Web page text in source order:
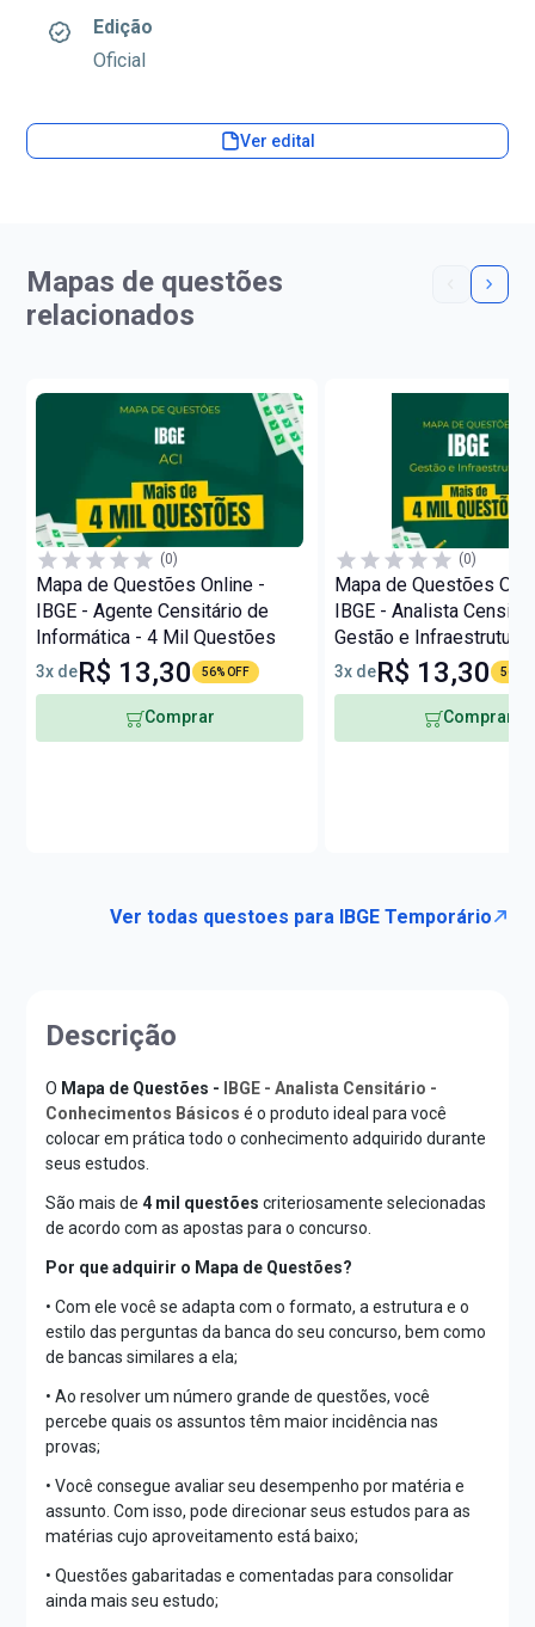
Edição
Oficial
Ver edital
Mapas de questões
relacionados
(0)
Mapa de Questões Online -
IBGE - Agente Censitário de
Informática - 4 Mil Questões
3x deR$ 13,30 56% OFF
Comprar
(0)
Mapa de Questões
IBGE - Analista
Gestão e Infraestrutura
Questões
3x deR$ 13,30 56%
Comprar
Ver todas questoes para IBGE Temporário
Descrição
O Mapa de Questões - IBGE - Analista Censitário -
Conhecimentos Básicos é o produto ideal para você
colocar em prática todo o conhecimento adquirido durante
seus estudos.
São mais de4 mil questões criteriosamente selecionadas
de acordo com as apostas para o concurso.
Por que adquirir o Mapa de Questões?
• Com ele você se adapta com o formato, a estrutura e o
estilo das perguntas da banca do seu concurso, bem como
de bancas similares a ela;
• Ao resolver um número grande de questões, você
percebe quais os assuntos têm maior incidência nas
provas;
• Você consegue avaliar seu desempenho por matéria e
assunto. Com isso, pode direcionar seus estudos para as
matérias cujo aproveitamento está baixo;
• Questões gabaritadas e comentadas para consolidar
ainda mais seu estudo;